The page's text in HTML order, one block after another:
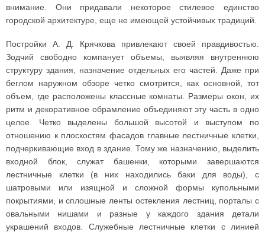
внимание. Они придавали некоторое стилевое единство
городской архитектуре, еще не имеющей устойчивых традиций.
Постройки А. Д. Крячкова привлекают своей правдивостью.
Зодчий свободно компанует объемы, выявляя внутреннюю
структуру здания, назначение отдельных его частей. Даже при
беглом наружном обзоре четко смотрится, как основной, тот
объем, где расположены классные комнаты. Размеры окон, их
ритм и декоративное обрамление объединяют эту часть в одно
целое. Четко выделены большой высотой и выступом по
отношению к плоскостям фасадов главные лестничные клетки,
подчеркивающие вход в здание. Тому же назначению, выделить
входной блок, служат башенки, которыми завершаются
лестничные клетки (в них находились баки для воды), с
шатровыми или изящной и сложной формы купольными
покрытиями, и сплошные ленты остекления лестниц, порталы с
овальными нишами и разные у каждого здания детали
украшений входов. Служебные лестничные клетки с линией